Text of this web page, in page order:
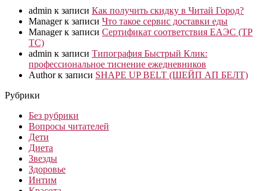
admin к записи Как получить скидку в Читай Город?
Managerк записи Что такое сервис доставки еды
Managerк записи Сертификат соответствия ЕАЭС (ТР
ТС)
admin к записи Типография Быстрый Клик:
профессиональное тиснение ежедневников
Authorк записи SHAPE UP BELT (ШЕЙП АП БЕЛТ)
Рубрики
Без рубрики
Вопросы читателей
Дети
Диета
Звезды
Здоровье
Интим